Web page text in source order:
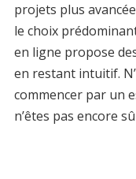
projets plus
le choix
en ligne propose
en restant intuitif.
commencer par un
n’êtes pas encore